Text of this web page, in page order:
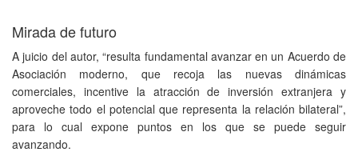
Mirada de futuro
A juicio del autor, “resulta fundamental avanzar en un Acuerdo de
Asociación moderno, que recoja las nuevas dinámicas
comerciales, incentive la atracción de inversión extranjera y
aproveche todo el potencial que representa la relación bilateral”,
para lo cual expone puntos en los que se puede seguir
avanzando.